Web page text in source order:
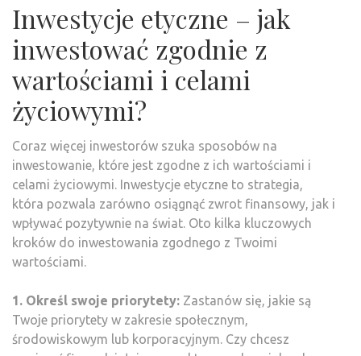
Inwestycje etyczne – jak
inwestować zgodnie z
wartościami i celami
życiowymi?
Coraz więcej inwestorów szuka sposobów na
inwestowanie, które jest zgodne z ich wartościami i
celami życiowymi. Inwestycje etyczne to strategia,
która pozwala zarówno osiągnąć zwrot finansowy, jak i
wpływać pozytywnie na świat. Oto kilka kluczowych
kroków do inwestowania zgodnego z Twoimi
wartościami.
1. Określ swoje priorytety: Zastanów się, jakie są
Twoje priorytety w zakresie społecznym,
środowiskowym lub korporacyjnym. Czy chcesz